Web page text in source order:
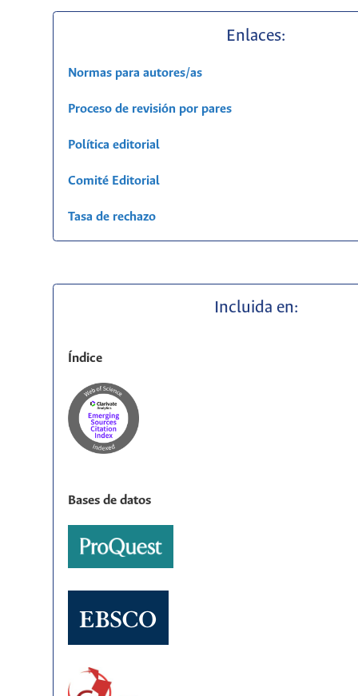
Enlaces:
Normas para autores/as
Proceso de revisión por pares
Política editorial
Comité Editorial
Tasa de rechazo
Incluida en:
Índice
Bases de datos